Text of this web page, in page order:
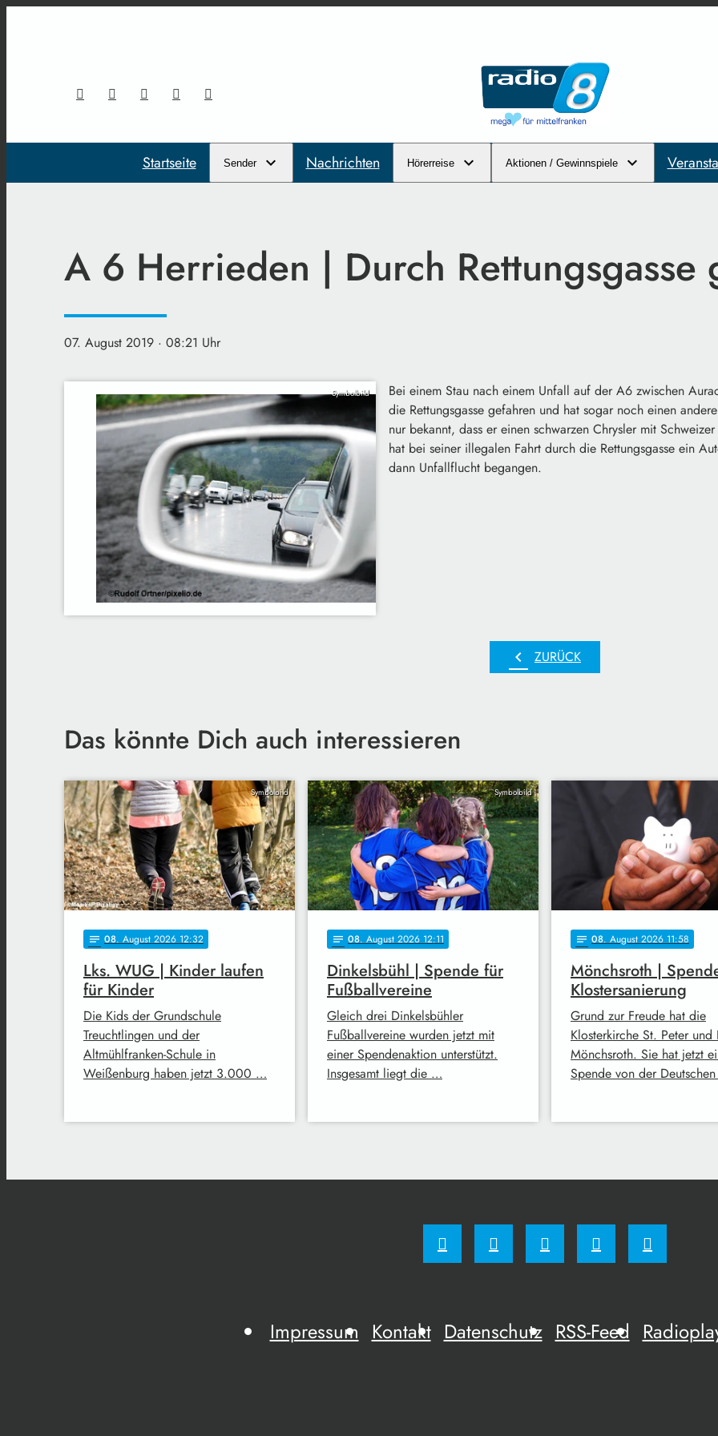
Startseite Sender Nachrichten Hörerreise Aktionen / Gewinnspiele
A 6 Herrieden | Durch Rettungsgasse
07. August 2019 · 08:21 Uhr
Symbolbild
Bei einem Stau nach einem Unfall auf der A6 zwischen
die Rettungsgasse gefahren und hat sogar noch einen
nur bekannt, dass er einen schwarzen Chrysler mit
hat bei seiner illegalen Fahrt durch die Rettungsgasse ein
dann Unfallflucht begangen.
chevron_left ZURÜCK
Das könnte Dich auch interessieren
Symbolbild
notes 08. August 2026 12:32
Lks. WUG | Kinder laufen
für Kinder
Die Kids der Grundschule
Treuchtlingen und der
Altmühlfranken-Schule in
Weißenburg haben jetzt 3.000 …
Symbolbild
notes 08. August 2026 12:11
Dinkelsbühl | Spende für
Fußballvereine
Gleich drei Dinkelsbühler
Fußballvereine wurden jetzt mit
einer Spendenaktion unterstützt.
Insgesamt liegt die …
notes 08. August 2026 11:58
Mönchsroth |
Klostersanierung
Grund zur Freude hat die
Klosterkirche St. Peter und
Mönchsroth. Sie hat jetzt
Spende von der
Impressum Kontakt Datenschutz RSS-Feed